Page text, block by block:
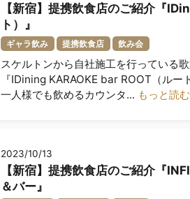
【新宿】提携飲食店のご紹介『
ト）』
ギャラ飲み 提携飲食店 飲み会
スケルトンから自社施工を行っている
『IDining KARAOKE bar ROOT（ル
一人様でも飲めるカウンタ... もっと読
2023/10/13
【新宿】提携飲食店のご紹介『
＆バー』